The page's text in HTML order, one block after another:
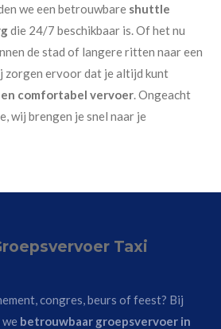
we een betrouwbare shuttle
die 24/7 beschikbaar is. Of het nu
de stad of langere ritten naar een
zorgen ervoor dat je altijd kunt
comfortabel vervoer . Ongeacht
wij brengen je snel naar je
Taxi
congres, beurs of feest? Bij
we betrouwbaar groepsvervoer in